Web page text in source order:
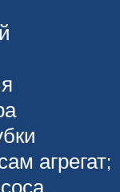
агрегат;